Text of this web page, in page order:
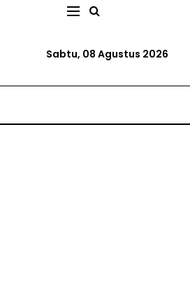
Sabtu, 08 Agustus 2026